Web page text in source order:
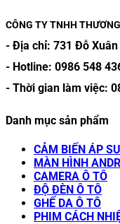
CÔNG TY TNHH
- Địa chỉ: 731 Đỗ Xuân
- Hotline: 0986 548
- Thời gian làm việc:
Danh mục sản phẩm
CẢM BIẾN ÁP
MÀN HÌNH
CAMERA Ô TÔ
ĐỘ ĐÈN Ô TÔ
GHẾ DA Ô TÔ
PHIM CÁCH